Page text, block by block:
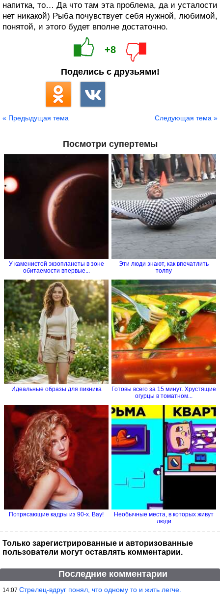
напитка, то… Да что там эта проблема, да и усталости
нет никакой) Рыба почувствует себя нужной, любимой,
понятой, и этого будет вполне достаточно.
+8
Поделись с друзьями!
« Предыдущая тема Следующая тема »
Посмотри супертемы
У каменистой экзопланеты в зоне
обитаемости впервые...
Эти люди знают, как впечатлить
толпу
Идеальные образы для пикника
Готовы всего за 15 минут. Хрустящие
огурцы в томатном...
Потрясающие кадры из 90-х. Вау!
Необычные места, в которых живут
люди
Только зарегистрированные и авторизованные
пользователи могут оставлять комментарии.
Последние комментарии
14:07 Стрелец-вдруг понял, что одному то и жить легче.